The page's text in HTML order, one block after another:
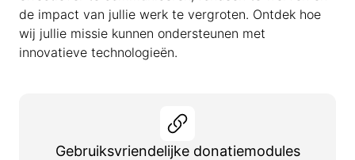
de impact van jullie werk te vergroten. Ontdek hoe
wij jullie missie kunnen ondersteunen met
innovatieve technologieën.
Gebruiksvriendelijke donatiemodules